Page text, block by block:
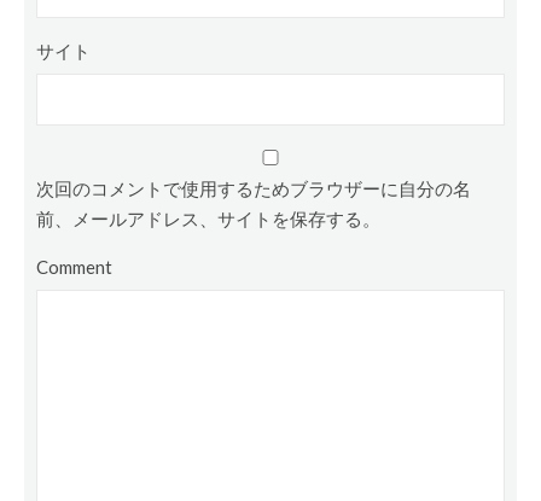
サイト
次回のコメントで使用するためブラウザーに自分の名
前、メールアドレス、サイトを保存する。
Comment